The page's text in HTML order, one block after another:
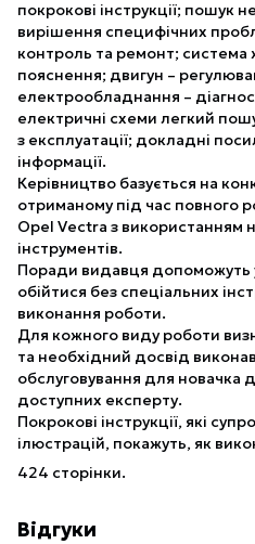
покрокові інструкції; пошук
вирішення специфічних
контроль та ремонт; система
пояснення; двигун –
електрообладнання –
електричні схеми легкий
з експлуатації; докладні
інформації.
Керівництво базується на
отриманому під час повного
Opel Vectra з використанням
інструментів.
Поради видавця допоможуть
обійтися без спеціальних
виконання роботи.
Для кожного виду роботи
та необхідний досвід
обслуговування для новачка
доступних експерту.
Покрокові інструкції, які
ілюстрацій, покажуть, як
424 сторінки.
Відгуки